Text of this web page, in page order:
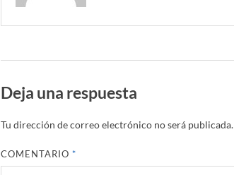
Deja una respuesta
Tu dirección de correo electrónico no será publicada.
COMENTARIO *